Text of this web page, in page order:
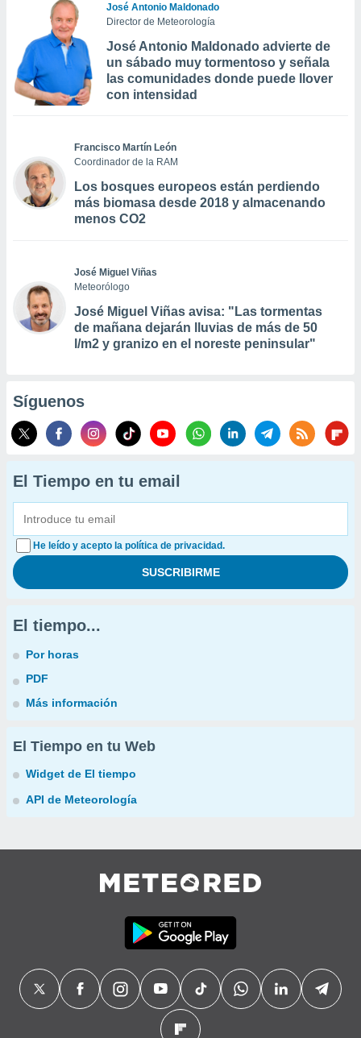
José Antonio Maldonado
Director de Meteorología
José Antonio Maldonado advierte de
un sábado muy tormentoso y señala
las comunidades donde puede llover
con intensidad
Francisco Martín León
Coordinador de la RAM
Los bosques europeos están perdiendo
más biomasa desde 2018 y almacenando
menos CO2
José Miguel Viñas
Meteorólogo
José Miguel Viñas avisa: "Las tormentas
de mañana dejarán lluvias de más de 50
l/m2 y granizo en el noreste peninsular"
Síguenos
El Tiempo en tu email
He leído y acepto la política de privacidad.
El tiempo...
Por horas
PDF
Más información
El Tiempo en tu Web
Widget de El tiempo
API de Meteorología